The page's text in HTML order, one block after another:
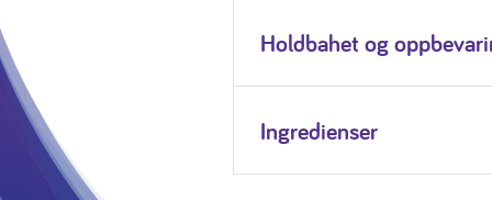
Holdbahet og
Ingredienser